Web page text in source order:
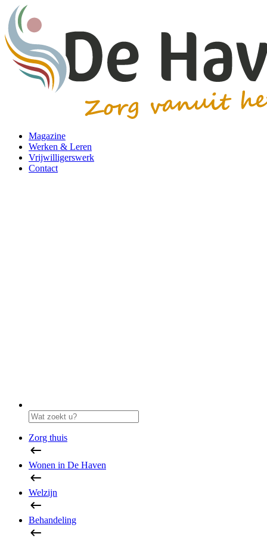
Magazine
Werken & Leren
Vrijwilligerswerk
Contact
Zorg thuis
Wonen in De Haven
Welzijn
Behandeling